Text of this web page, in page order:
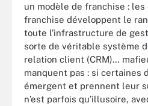
un modèle de franchise :
franchise développent le
toute l’infrastructure de
sorte de véritable système
relation client (CRM)…
manquent pas : si certaines
émergent et prennent leur
n’est parfois qu’illusoire,